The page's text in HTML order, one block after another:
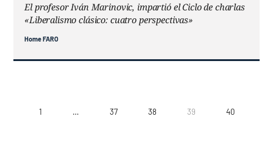
El profesor Iván Marinovic, impartió el Ciclo de charlas
«Liberalismo clásico: cuatro perspectivas»
Home FARO
1 … 37 38 39 40